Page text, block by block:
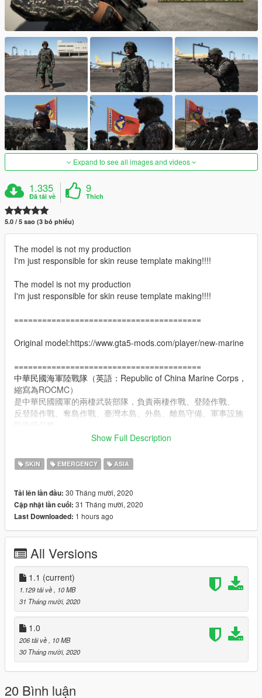
Expand to see all images and videos
1.335
Đã tải về
9
Thích
5.0 / 5 sao (3 bỏ phiếu)
The model is not my production
I'm just responsible for skin reuse template making!!!!
The model is not my production
I'm just responsible for skin reuse template making!!!!
========================================
Original model:https://www.gta5-mods.com/player/new-marine
========================================
中華民國海軍陸戰隊（英語：Republic of China Marine Corps，
縮寫為ROCMC）
是中華民國國軍的兩棲武裝部隊，負責兩棲作戰、登陸作戰、
反登陸作戰、奪島作戰、臺灣本島、外島、離島守備、軍事設施
並有海軍陸戰隊學校培養陸戰隊幹部，在戰爭時也有快速反應及
ROCMC is considered an elite force within the ROC Armed
10-week amphibious training program.
The ROC Marines trains with the USMC though these are
generally classified, unofficial, or officially considers either side
=========================================
v1.1
Face mask headgear changed to tiger camouflage
Show Full Description
SKIN EMERGENCY ASIA
Tải lên lần đầu: 30 Tháng mười, 2020
Cập nhật lần cuối: 31 Tháng mười, 2020
Last Downloaded: 1 hours ago
All Versions
1.1 (current)
1.129 tải về
, 10 MB
31 Tháng mười, 2020
1.0
206 tải về
, 10 MB
30 Tháng mười, 2020
20 Bình luận